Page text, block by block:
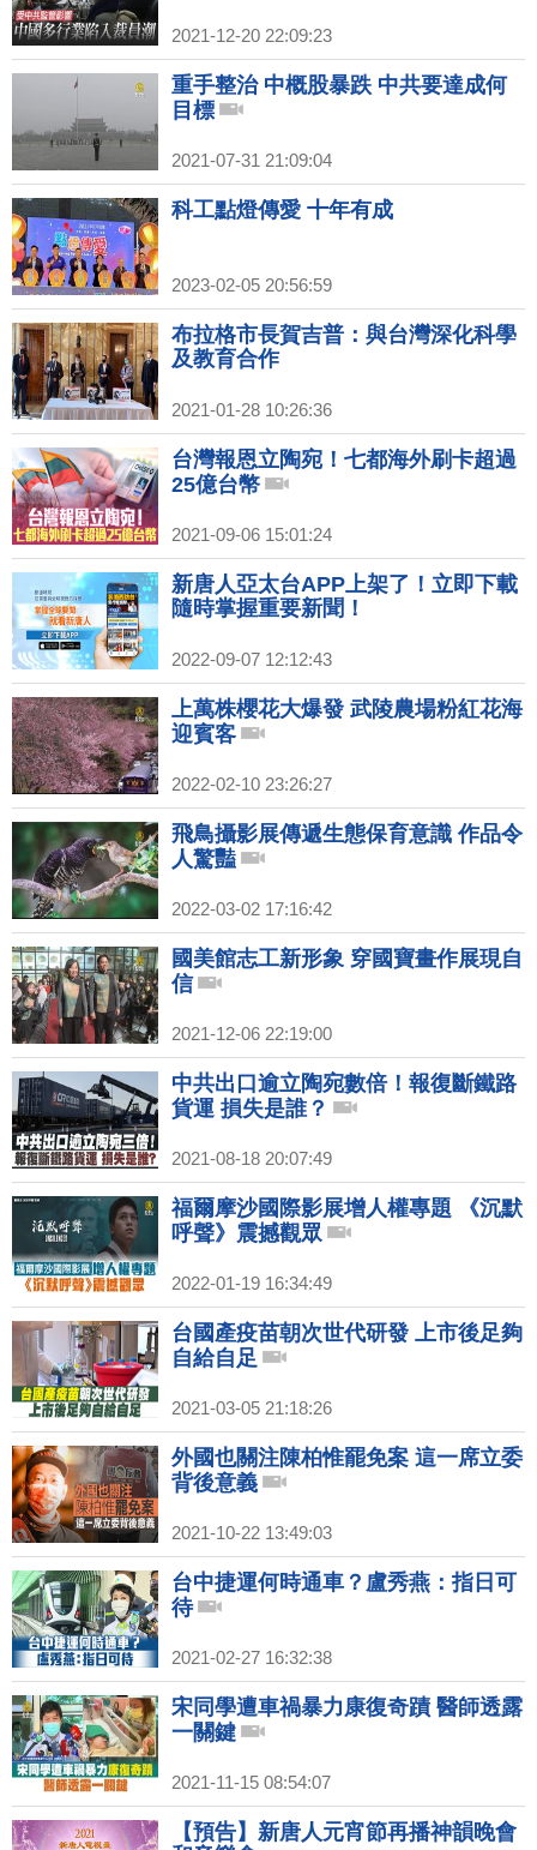
2021-12-20 22:09:23
重手整治 中概股暴跌 中共要達成何
目標
2021-07-31 21:09:04
科工點燈傳愛 十年有成
2023-02-05 20:56:59
布拉格市長賀吉普：與台灣深化科學
及教育合作
2021-01-28 10:26:36
台灣報恩立陶宛！七都海外刷卡超過
25億台幣
2021-09-06 15:01:24
新唐人亞太台APP上架了！立即下載
隨時掌握重要新聞！
2022-09-07 12:12:43
上萬株櫻花大爆發 武陵農場粉紅花海
迎賓客
2022-02-10 23:26:27
飛鳥攝影展傳遞生態保育意識 作品令
人驚豔
2022-03-02 17:16:42
國美館志工新形象 穿國寶畫作展現自
信
2021-12-06 22:19:00
中共出口逾立陶宛數倍！報復斷鐵路
貨運 損失是誰？
2021-08-18 20:07:49
福爾摩沙國際影展增人權專題 《沉默
呼聲》震撼觀眾
2022-01-19 16:34:49
台國產疫苗朝次世代研發 上市後足夠
自給自足
2021-03-05 21:18:26
外國也關注陳柏惟罷免案 這一席立委
背後意義
2021-10-22 13:49:03
台中捷運何時通車？盧秀燕：指日可
待
2021-02-27 16:32:38
宋同學遭車禍暴力康復奇蹟 醫師透露
一關鍵
2021-11-15 08:54:07
【預告】新唐人元宵節再播神韻晚會